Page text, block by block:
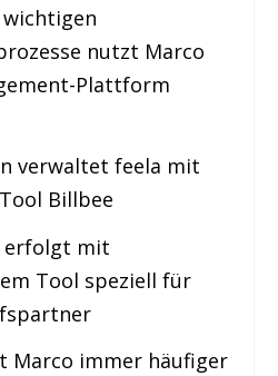
nutzt Marco
Plattform
verwaltet feela mit
Billbee
erfolgt mit
Tool speziell für
Marco immer häufiger